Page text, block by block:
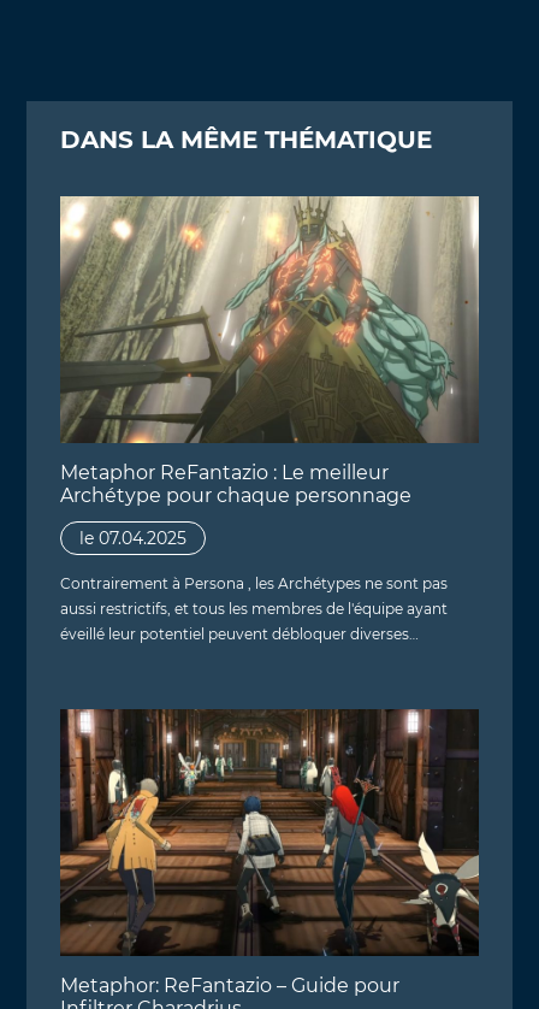
DANS LA MÊME THÉMATIQUE
Metaphor ReFantazio : Le meilleur
Archétype pour chaque personnage
le 07.04.2025
Contrairement à Persona , les Archétypes ne sont pas
aussi restrictifs, et tous les membres de l'équipe ayant
éveillé leur potentiel peuvent débloquer diverses…
Metaphor: ReFantazio – Guide pour